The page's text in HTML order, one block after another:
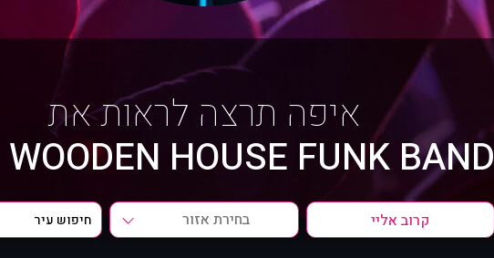
איפה תרצה לראות את
HOUSE FUNK BAND?
בחירת אזור